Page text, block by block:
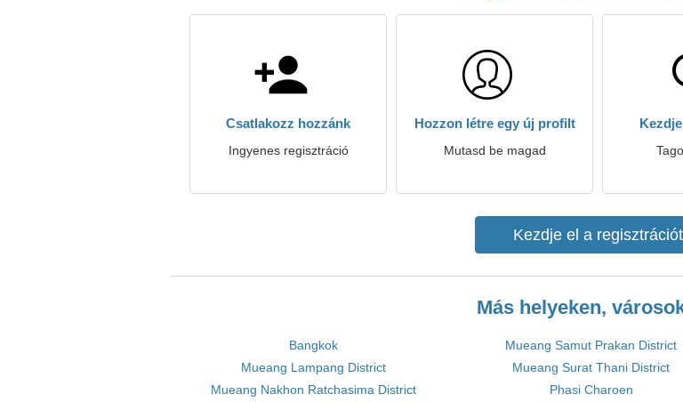
Csatlakozz hozzánk
Ingyenes regisztráció
Hozzon létre egy új profilt
Mutasd be magad
Kezdje el a regisztrációt
Más helyeken,
Bangkok Mueang Samut Prakan District
Mueang Lampang District
Mueang Surat Thani District
Mueang Nakhon Ratchasima District
Phasi Charoen